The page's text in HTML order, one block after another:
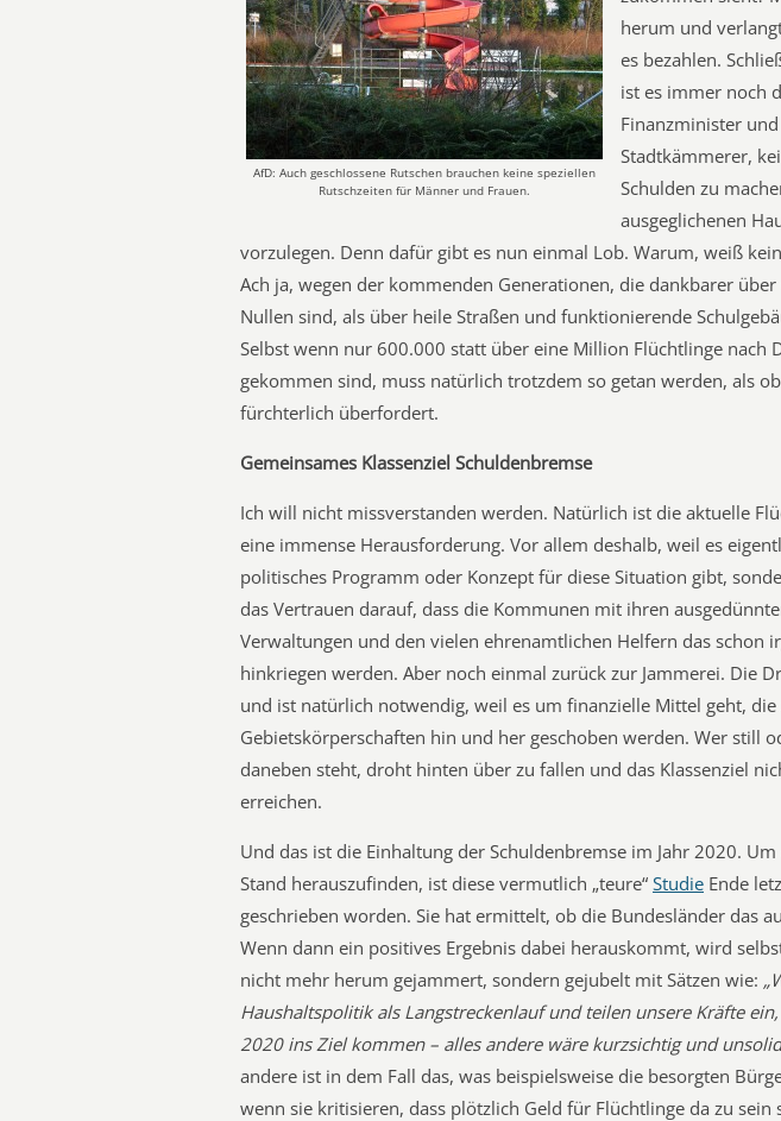
AfD: Auch geschlossene Rutschen brauchen keine speziellen
Rutschzeiten für Männer und Frauen.
herum und
es bezahlen.
ist es immer noch
Finanzminister und
Stadtkämmerer,
Schulden zu
ausgeglichenen
vorzulegen. Denn dafür gibt es nun einmal Lob. Warum, weiß
Ach ja, wegen der kommenden Generationen, die dankbarer über
Nullen sind, als über heile Straßen und funktionierende
Selbst wenn nur 600.000 statt über eine Million Flüchtlinge nach
gekommen sind, muss natürlich trotzdem so getan werden, als
fürchterlich überfordert.
Gemeinsames Klassenziel Schuldenbremse
Ich will nicht missverstanden werden. Natürlich ist die aktuelle
eine immense Herausforderung. Vor allem deshalb, weil es
politisches Programm oder Konzept für diese Situation gibt,
das Vertrauen darauf, dass die Kommunen mit ihren
Verwaltungen und den vielen ehrenamtlichen Helfern das schon
hinkriegen werden. Aber noch einmal zurück zur Jammerei. Die
und ist natürlich notwendig, weil es um finanzielle Mittel geht, die
Gebietskörperschaften hin und her geschoben werden. Wer still
daneben steht, droht hinten über zu fallen und das Klassenziel
erreichen.
Und das ist die Einhaltung der Schuldenbremse im Jahr 2020.
Stand herauszufinden, ist diese vermutlich „teure“ Studie Ende
geschrieben worden. Sie hat ermittelt, ob die Bundesländer das
Wenn dann ein positives Ergebnis dabei herauskommt, wird
nicht mehr herum gejammert, sondern gejubelt mit Sätzen wie:
Haushaltspolitik als Langstreckenlauf und teilen unsere Kräfte
2020 ins Ziel kommen – alles andere wäre kurzsichtig und
andere ist in dem Fall das, was beispielsweise die besorgten
wenn sie kritisieren, dass plötzlich Geld für Flüchtlinge da zu sein